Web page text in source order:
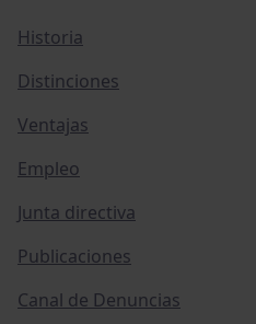
Historia
Distinciones
Ventajas
Empleo
Junta directiva
Publicaciones
Canal de Denuncias